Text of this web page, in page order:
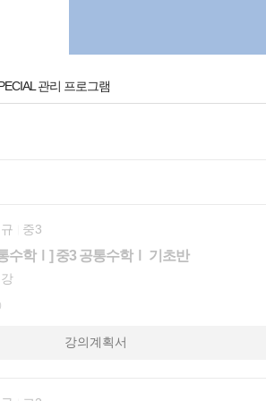
관리 프로그램
중3
수학Ⅰ] 중3 공통수학Ⅰ 기초반
강의계획서